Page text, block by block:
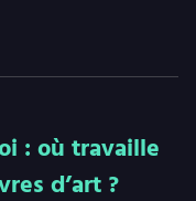
: où travaille
d’art ?